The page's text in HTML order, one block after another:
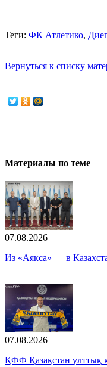
Теги: ФК Атлетико,
Вернуться к списку
Материалы по теме
07.08.2026
Из «Аякса» — в
07.08.2026
ҚФФ Қазақстан ұлттық